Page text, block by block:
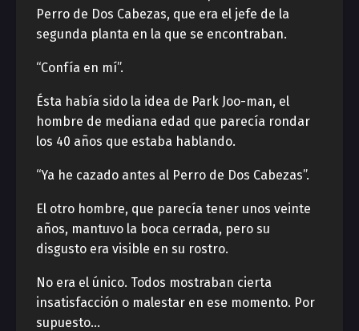
Perro de Dos Cabezas, que era el jefe de la
segunda planta en la que se encontraban.
“Confía en mí”.
Ésta había sido la idea de Park Joo-man, el
hombre de mediana edad que parecía rondar
los 40 años que estaba hablando.
“Ya he cazado antes al Perro de Dos Cabezas”.
El otro hombre, que parecía tener unos veinte
años, mantuvo la boca cerrada, pero su
disgusto era visible en su rostro.
No era el único. Todos mostraban cierta
insatisfacción o malestar en ese momento. Por
supuesto…